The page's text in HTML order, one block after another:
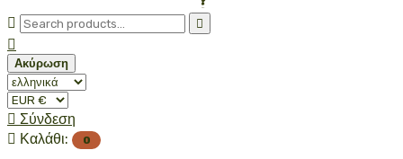
 

Ακύρωση
 Σύνδεση
 Καλάθι: 0